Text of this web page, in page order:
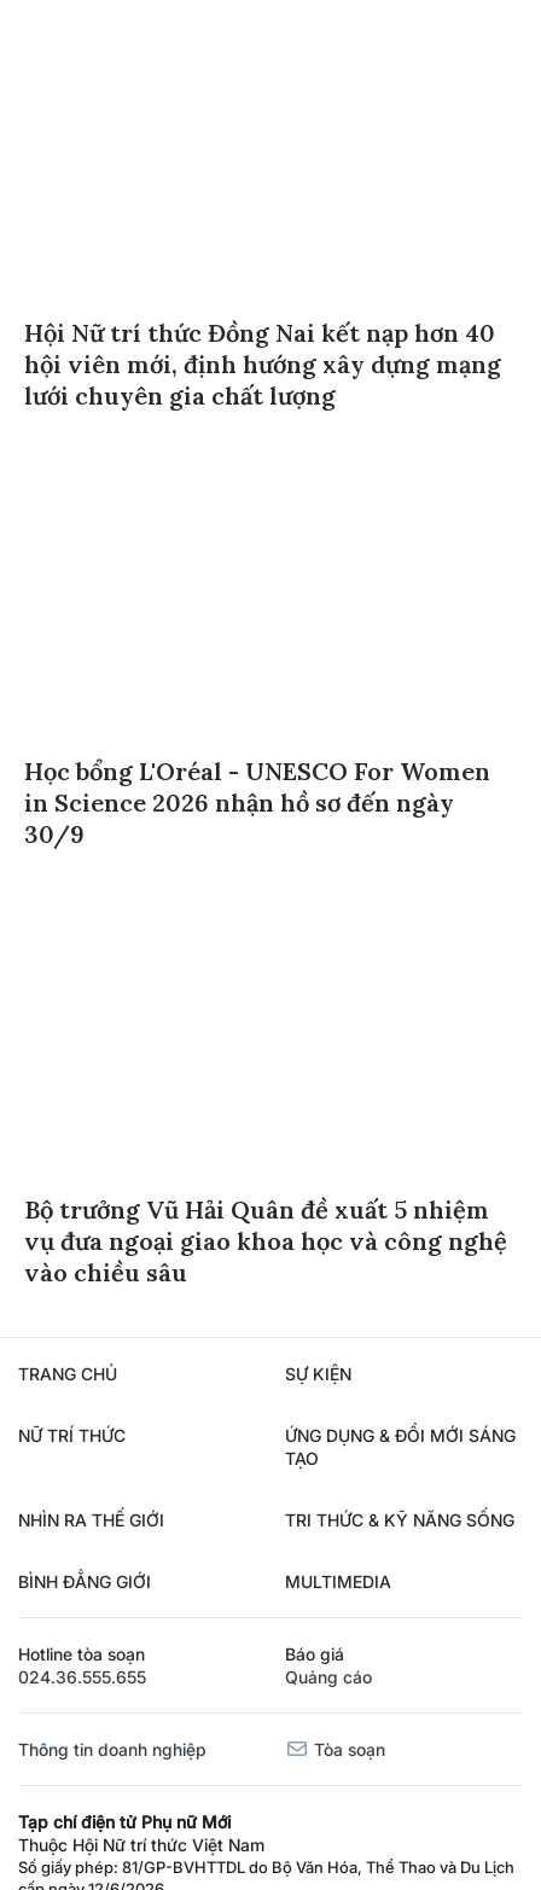
Hội Nữ trí thức Đồng Nai kết nạp hơn 40
hội viên mới, định hướng xây dựng mạng
lưới chuyên gia chất lượng
Học bổng L'Oréal - UNESCO For Women
in Science 2026 nhận hồ sơ đến ngày
30/9
Bộ trưởng Vũ Hải Quân đề xuất 5 nhiệm
vụ đưa ngoại giao khoa học và công nghệ
vào chiều sâu
TRANG CHỦ SỰ KIỆN
NỮ TRÍ THỨC
ỨNG DỤNG & ĐỔI MỚI SÁNG
TẠO
NHÌN RA THẾ GIỚI TRI THỨC & KỸ NĂNG SỐNG
BÌNH ĐẲNG GIỚI MULTIMEDIA
Hotline tòa soạn
024.36.555.655
Báo giá
Quảng cáo
Thông tin doanh nghiệp Tòa soạn
Tạp chí điện tử Phụ nữ Mới
Thuộc Hội Nữ trí thức Việt Nam
Số giấy phép: 81/GP-BVHTTDL do Bộ Văn Hóa, Thể Thao và Du Lịch